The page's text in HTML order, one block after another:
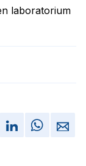
laboratorium